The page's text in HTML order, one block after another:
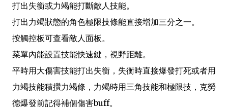
打出失衡或力竭能打斷敵人技能。
打出力竭狀態的角色極限技條能直接增加三分之一。
按觸控板可查看敵人面板。
菜單內能設置技能快速鍵，視野距離。
平時用大傷害技能打出失衡，失衡時直接爆發打死或者用
力竭技能積攢力竭條，力竭時用三角技能和極限技，克勞
德爆發前記得補個傷害buff。